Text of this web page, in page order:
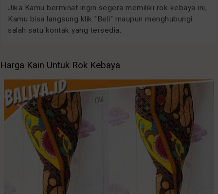
Jika Kamu berminat ingin segera memiliki rok kebaya ini,
Kamu bisa langsung klik "Beli" maupun menghubungi
salah satu kontak yang tersedia.
Harga Kain Untuk Rok Kebaya